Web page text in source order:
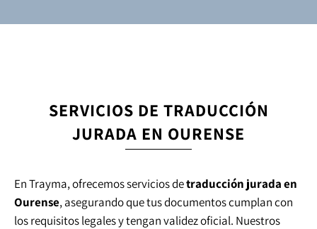
SERVICIOS DE TRADUCCIÓN
JURADA EN OURENSE
En Trayma, ofrecemos servicios detraducción jurada en
Ourense, asegurando que tus documentos cumplan con
los requisitos legales y tengan validez oficial. Nuestros